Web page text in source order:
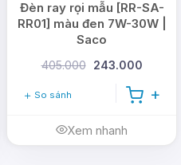
Đèn ray rọi mẫu [RR-SA-
RR01] màu đen 7W-30W |
Saco
405.000 243.000
So sánh
Xem nhanh